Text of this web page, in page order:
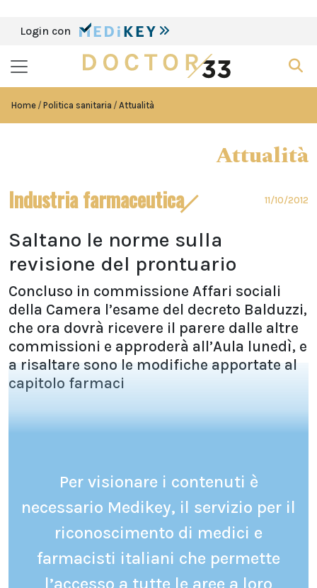
Login con
Home Politica sanitaria Attualità
Attualità
Industria farmaceutica 11/10/2012
Saltano le norme sulla
revisione del prontuario
Concluso in commissione Affari sociali
della Camera l’esame del decreto Balduzzi,
che ora dovrà ricevere il parere dalle altre
commissioni e approderà all’Aula lunedì, e
a risaltare sono le modifiche apportate al
capitolo farmaci
Per visionare i contenuti è
necessario Medikey, il servizio per il
riconoscimento di medici e
farmacisti italiani che permette
l’accesso a tutte le aree a loro